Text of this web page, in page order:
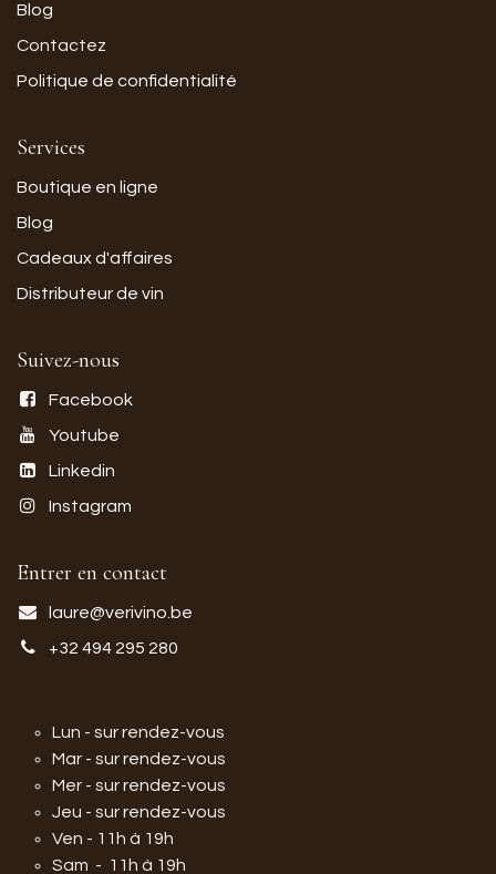
Blog
Contactez
Politique de confidentialité
Services
Boutique en ligne
Blog
Cadeaux d'affaires
Distributeur de vin
Suivez-nous
Facebook
Youtube
Linkedin
Instagram
Entrer en contact
laure@verivino.be
+32 494 295 280
Lun - sur rendez-vous
Mar - sur rendez-vous
Mer - sur rendez-vous
Jeu - sur rendez-vous
Ven - 11h à 19h
Sam - 11h à 19h